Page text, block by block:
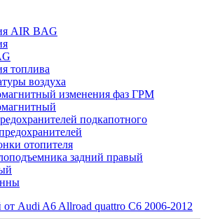
AIR BAG
топлива
воздуха
изменения фаз ГРМ
подкапотного
отопителя
задний правый
от Audi A6 Allroad quattro C6 2006-2012